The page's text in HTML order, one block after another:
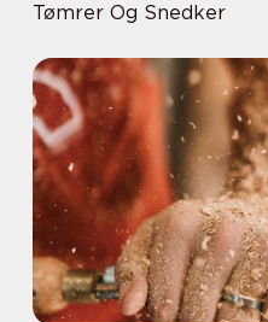
Tømrer Og Snedker